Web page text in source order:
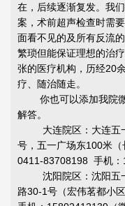
在，后续逐渐复发。我
案，术前超声检查时需
面看不见的及所有反流
繁琐但能保证理想的治
张的医疗机构，历经20
疗、随治随走。
你也可以添加我院微
解答。
大连院区：大连五一
号，五一广场东100米（
0411-83708198 手机：
沈阳院区：沈阳五一
路30-1号（宏伟茗都小